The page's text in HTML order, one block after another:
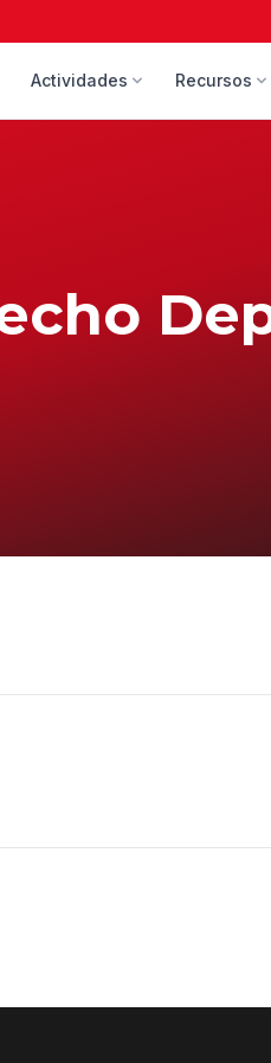
Actividades Recursos